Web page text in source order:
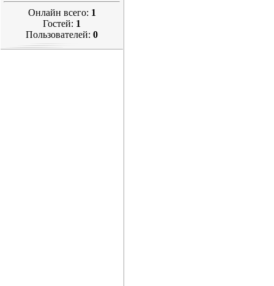
Онлайн всего: 1
Гостей: 1
Пользователей: 0